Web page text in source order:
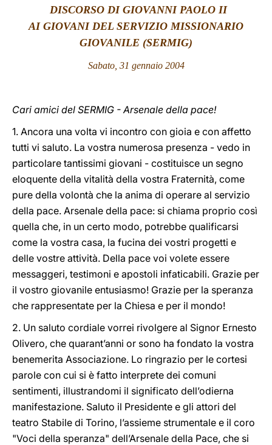
DISCORSO DI GIOVANNI PAOLO II
AI GIOVANI DEL SERVIZIO MISSIONARIO
GIOVANILE (SERMIG)
Sabato, 31 gennaio 2004
Cari amici del SERMIG - Arsenale della pace!
1. Ancora una volta vi incontro con gioia e con affetto
tutti vi saluto. La vostra numerosa presenza - vedo in
particolare tantissimi giovani - costituisce un segno
eloquente della vitalità della vostra Fraternità, come
pure della volontà che la anima di operare al servizio
della pace. Arsenale della pace: si chiama proprio così
quella che, in un certo modo, potrebbe qualificarsi
come la vostra casa, la fucina dei vostri progetti e
delle vostre attività. Della pace voi volete essere
messaggeri, testimoni e apostoli infaticabili. Grazie per
il vostro giovanile entusiasmo! Grazie per la speranza
che rappresentate per la Chiesa e per il mondo!
2. Un saluto cordiale vorrei rivolgere al Signor Ernesto
Olivero, che quarant’anni or sono ha fondato la vostra
benemerita Associazione. Lo ringrazio per le cortesi
parole con cui si è fatto interprete dei comuni
sentimenti, illustrandomi il significato dell’odierna
manifestazione. Saluto il Presidente e gli attori del
teatro Stabile di Torino, l’assieme strumentale e il coro
"Voci della speranza" dell’Arsenale della Pace, che si